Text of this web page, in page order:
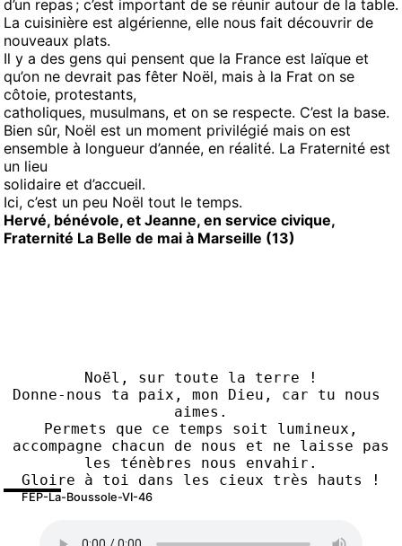
d’un repas ; c’est important de se réunir autour de la table.
La cuisinière est algérienne, elle nous fait découvrir de
nouveaux plats.
Il y a des gens qui pensent que la France est laïque et
qu’on ne devrait pas fêter Noël, mais à la Frat on se
côtoie, protestants,
catholiques, musulmans, et on se respecte. C’est la base.
Bien sûr, Noël est un moment privilégié mais on est
ensemble à longueur d’année, en réalité. La Fraternité est
un lieu
solidaire et d’accueil.
Ici, c’est un peu Noël tout le temps.
Hervé, bénévole, et Jeanne, en service civique,
Fraternité La Belle de mai à Marseille (13)
Noël, sur toute la terre !
Donne-nous ta paix, mon Dieu, car tu nous
aimes.
Permets que ce temps soit lumineux,
accompagne chacun de nous et ne laisse pas
les ténèbres nous envahir.
Gloire à toi dans les cieux très hauts !
FEP-La-Boussole-VI-46